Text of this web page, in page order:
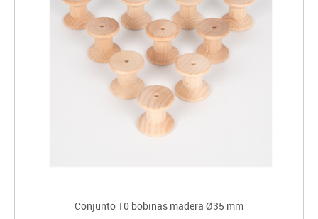
Conjunto 10 bobinas madera Ø35 mm